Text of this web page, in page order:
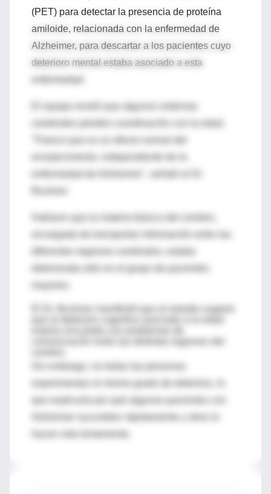
(PET) para detectar la presencia de proteína
amiloide, relacionada con la enfermedad de
Alzheimer, para descartar a los pacientes cuyo
deterioro mental estaba asociado a esta
enfermedad.
El equipo reveló que algunos sistemas
envejecimiento, independiente de la
encargada de transportar información entre las
diferentes regiones cerebrales, estaba
deteriorada sólo en el grupo de pacientes
mayores.
El Dr. Buckner manifestó que el estudio sugiere
Sin embargo, no todas las personas
que explicaría por qué algunos pacientes con